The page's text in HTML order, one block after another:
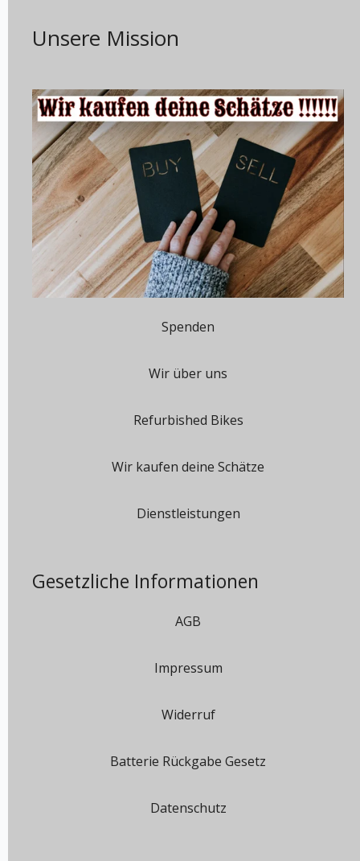
Unsere Mission
Spenden
Wir über uns
Refurbished Bikes
Wir kaufen deine Schätze
Dienstleistungen
Gesetzliche Informationen
AGB
Impressum
Widerruf
Batterie Rückgabe Gesetz
Datenschutz